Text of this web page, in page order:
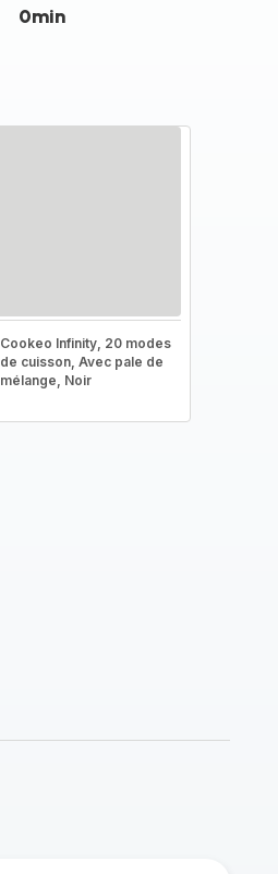
0min
Cookeo Infinity, 20 modes
de cuisson, Avec pale de
mélange, Noir